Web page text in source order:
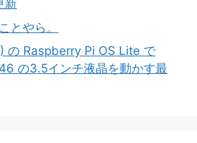
新
とやら。
の Raspberry Pi OS Lite で
の3.5インチ液晶を動かす最